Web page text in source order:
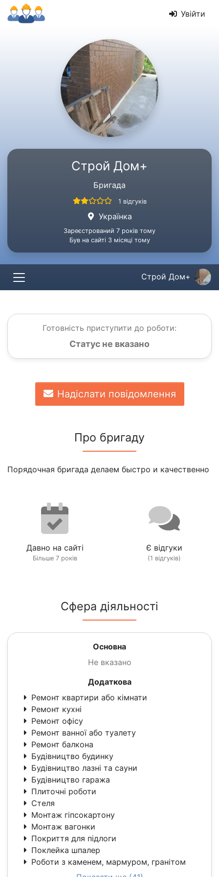
Увійти
Строй Дом+
Бригада
1 відгуків
Українка
Зареєстрований 7 років тому
Був на сайті 3 місяці тому
Строй Дом+
Готовність приступити до роботи:
Статус не вказано
Надіслати повідомлення
Про бригаду
Порядочная бригада делаем быстро и качественно
Давно на сайті
Більше 7 років
Є відгуки
(1 відгуків)
Сфера діяльності
Основна
Не вказано
Додаткова
Ремонт квартири або кімнати
Ремонт кухні
Ремонт офісу
Ремонт ванної або туалету
Ремонт балкона
Будівництво будинку
Будівництво лазні та сауни
Будівництво гаража
Плиточні роботи
Стеля
Монтаж гіпсокартону
Монтаж вагонки
Покриття для підлоги
Поклейка шпалер
Роботи з каменем, мармуром, гранітом